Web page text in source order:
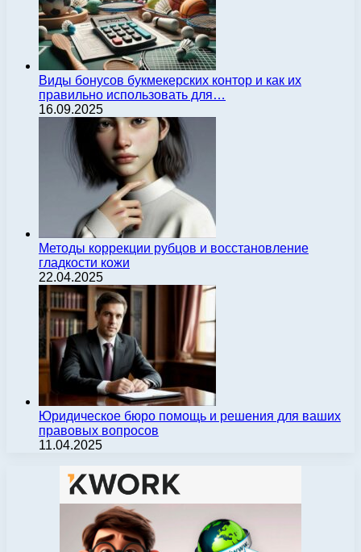
Виды бонусов букмекерских контор и как их
правильно использовать для…
16.09.2025
Методы коррекции рубцов и восстановление
гладкости кожи
22.04.2025
Юридическое бюро помощь и решения для ваших
правовых вопросов
11.04.2025